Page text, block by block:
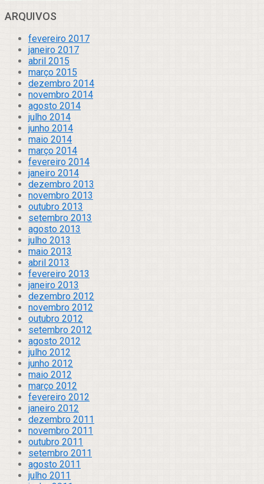
ARQUIVOS
fevereiro 2017
janeiro 2017
abril 2015
março 2015
dezembro 2014
novembro 2014
agosto 2014
julho 2014
junho 2014
maio 2014
março 2014
fevereiro 2014
janeiro 2014
dezembro 2013
novembro 2013
outubro 2013
setembro 2013
agosto 2013
julho 2013
maio 2013
abril 2013
fevereiro 2013
janeiro 2013
dezembro 2012
novembro 2012
outubro 2012
setembro 2012
agosto 2012
julho 2012
junho 2012
maio 2012
março 2012
fevereiro 2012
janeiro 2012
dezembro 2011
novembro 2011
outubro 2011
setembro 2011
agosto 2011
julho 2011